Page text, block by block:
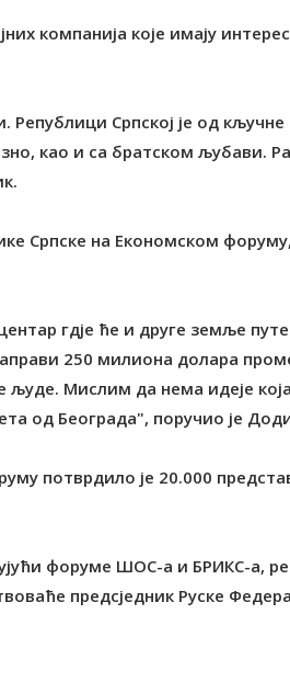
компанија које имају
Републици Српској је од
као и са братском љубави.
Српске на Економском
гдје ће и друге земље
250 милиона долара
људе. Мислим да нема идеје
од Београда", поручио је
потврдило је 20.000
форуме ШОС-а и БРИКС-а,
предсједник Руске